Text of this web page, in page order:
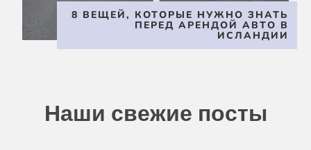
8 ВЕЩЕЙ, КОТОРЫЕ НУЖНО ЗНАТЬ
ПЕРЕД АРЕНДОЙ АВТО В
ИСЛАНДИИ
Наши свежие посты